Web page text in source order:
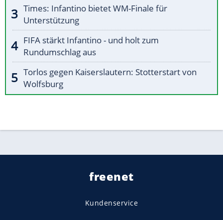
Times: Infantino bietet WM-Finale für
Unterstützung
FIFA stärkt Infantino - und holt zum
Rundumschlag aus
Torlos gegen Kaiserslautern: Stotterstart von
Wolfsburg
freenet
Kundenservice